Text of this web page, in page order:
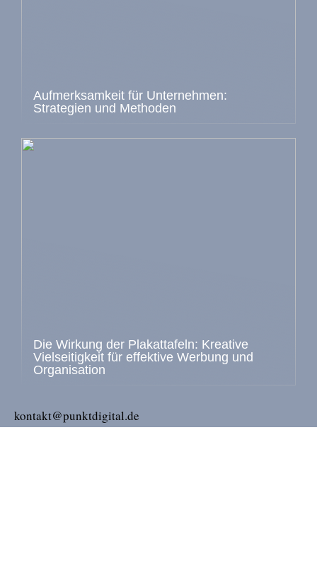
Aufmerksamkeit für Unternehmen:
Strategien und Methoden
Die Wirkung der Plakattafeln: Kreative
Vielseitigkeit für effektive Werbung und
Organisation
kontakt@punktdigital.de